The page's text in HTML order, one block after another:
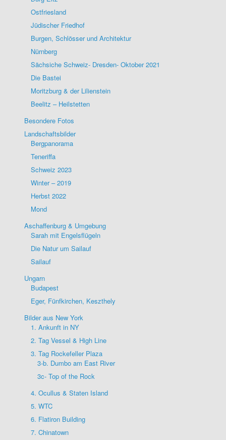
Ostfriesland
Jüdischer Friedhof
Burgen, Schlösser und Architektur
Nürnberg
Sächsiche Schweiz- Dresden- Oktober 2021
Die Bastei
Moritzburg & der Lilienstein
Beelitz – Heilstetten
Besondere Fotos
Landschaftsbilder
Bergpanorama
Teneriffa
Schweiz 2023
Winter – 2019
Herbst 2022
Mond
Aschaffenburg & Umgebung
Sarah mit Engelsflügeln
Die Natur um Sailauf
Sailauf
Ungarn
Budapest
Eger, Fünfkirchen, Keszthely
Bilder aus New York
1. Ankunft in NY
2. Tag Vessel & High Line
3. Tag Rockefeller Plaza
3-b. Dumbo am East River
3c- Top of the Rock
4. Ocullus & Staten Island
5. WTC
6. Flatiron Building
7. Chinatown